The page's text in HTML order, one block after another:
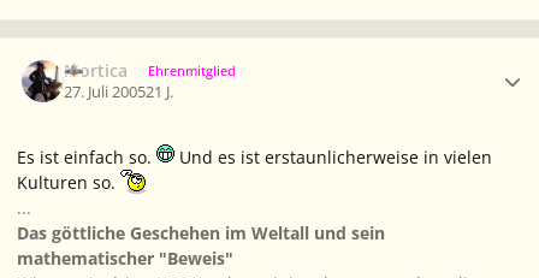
Mortica Ehrenmitglied
27. Juli 200521 J.
Es ist einfach so.
Und es ist erstaunlicherweise in vielen
Kulturen so.
...
Das göttliche Geschehen im Weltall und sein
mathematischer "Beweis"